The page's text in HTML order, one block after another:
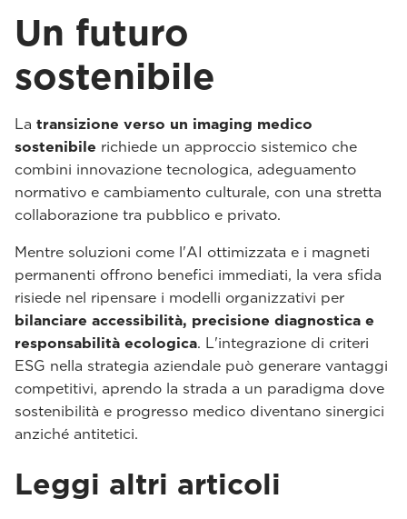
Un futuro
sostenibile
La transizione verso un imaging medico
sostenibile richiede un approccio sistemico che
combini innovazione tecnologica, adeguamento
normativo e cambiamento culturale, con una stretta
collaborazione tra pubblico e privato.
Mentre soluzioni come l'AI ottimizzata e i magneti
permanenti offrono benefici immediati, la vera sfida
risiede nel ripensare i modelli organizzativi per
bilanciare accessibilità, precisione diagnostica e
responsabilità ecologica. L'integrazione di criteri
ESG nella strategia aziendale può generare vantaggi
competitivi, aprendo la strada a un paradigma dove
sostenibilità e progresso medico diventano sinergici
anziché antitetici.
Leggi altri articoli